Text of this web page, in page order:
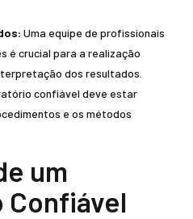
Uma equipe de profissionais
é crucial para a realização
dos resultados.
confiável deve estar
e os métodos
um